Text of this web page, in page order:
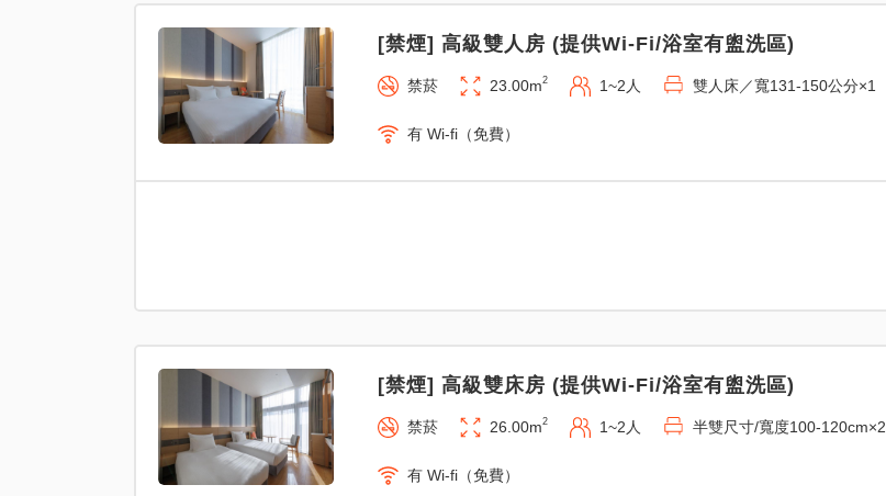
[禁煙] 高級雙人房 (提供Wi-Fi/浴室有盥洗區)
禁菸 23.00m2 1~2人 雙人床／寬131-150公分×1
有 Wi-fi（免費）
[禁煙] 高級雙床房 (提供Wi-Fi/浴室有盥洗區)
禁菸 26.00m2 1~2人 半雙尺寸/寬度100-120cm×2
有 Wi-fi（免費）